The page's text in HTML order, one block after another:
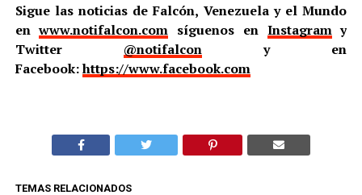
Sigue las noticias de Falcón, Venezuela y el Mundo
enwww.notifalcon.com síguenos en Instagramy
Twitter @notifalcony en
Facebook:https://www.facebook.com
TEMAS RELACIONADOS